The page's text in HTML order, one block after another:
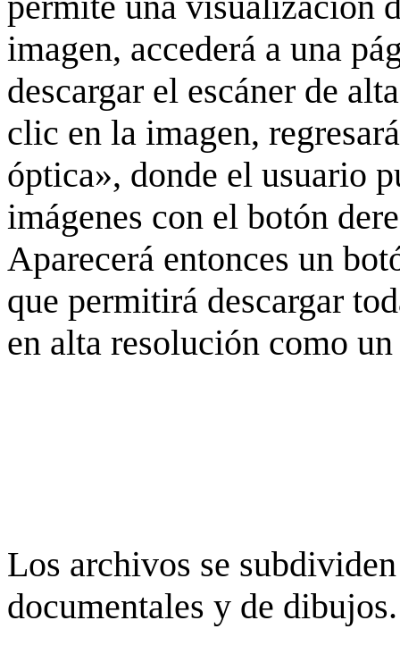
imagen, accederá a una
descargar el escáner de
clic en la imagen,
óptica», donde el usuario
imágenes con el botón
Aparecerá entonces un
que permitirá descargar
en alta resolución como
Los archivos se
documentales y de dibujos.